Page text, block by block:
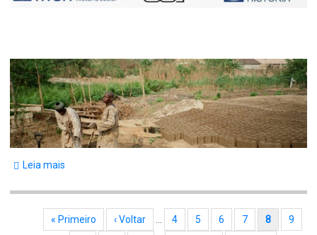
Leia mais
Paginação
Primeira página
« Primeiro Página anterior
‹ Voltar Bloco
4 Bloco
5 Bloco
6 Bloco
7 Página atual
8 Bloco
9